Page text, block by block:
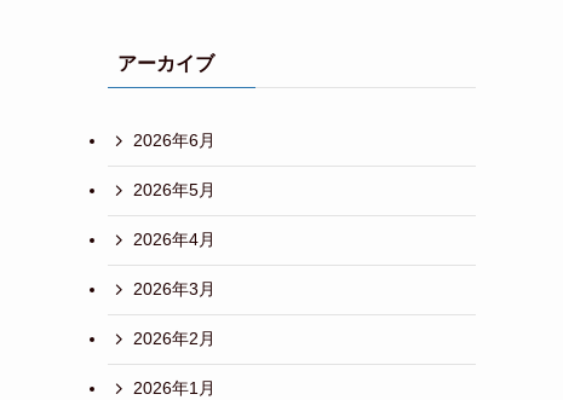
アーカイブ
2026年6月
2026年5月
2026年4月
2026年3月
2026年2月
2026年1月